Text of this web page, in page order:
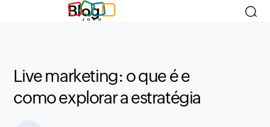
Blog
Live marketing: o que é e
como explorar a estratégia